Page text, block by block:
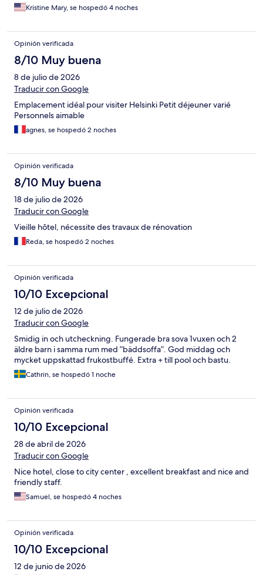
Kristine Mary, se hospedó 4 noches
Opinión verificada
8/10 Muy buena
8 de julio de 2026
Traducir con Google
Emplacement idéal pour visiter Helsinki Petit déjeuner varié
Personnels aimable
agnes, se hospedó 2 noches
Opinión verificada
8/10 Muy buena
18 de julio de 2026
Traducir con Google
Vieille hôtel, nécessite des travaux de rénovation
Reda, se hospedó 2 noches
Opinión verificada
10/10 Excepcional
12 de julio de 2026
Traducir con Google
Smidig in och utcheckning. Fungerade bra sova 1vuxen och 2
äldre barn i samma rum med ”bäddsoffa”. God middag och
mycket uppskattad frukostbuffé. Extra + till pool och bastu.
Cathrin, se hospedó 1 noche
Opinión verificada
10/10 Excepcional
28 de abril de 2026
Traducir con Google
Nice hotel, close to city center , excellent breakfast and nice and
friendly staff.
Samuel, se hospedó 4 noches
Opinión verificada
10/10 Excepcional
12 de junio de 2026